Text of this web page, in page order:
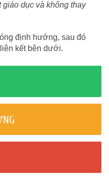
giáo dục và không thay
định hướng, sau đó
kết bên dưới.